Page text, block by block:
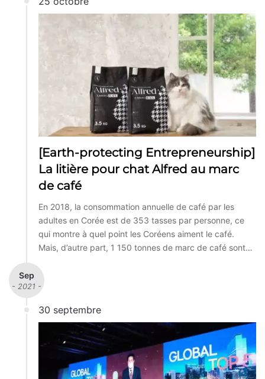
[Earth-protecting Entrepreneurship]
La litière pour chat Alfred au marc
de café
En 2018, la consommation annuelle de café par les
adultes en Corée est de 353 tasses par personne, ce
qui montre à quel point les Coréens aiment le café.
Mais, d’autre part, 1 150 tonnes de marc de café sont…
Sep
- 2021 -
30 septembre